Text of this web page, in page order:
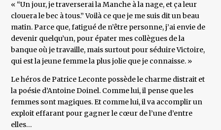
« “Un jour, je traverserai la Manche à la nage, et ça leur
clouera le bec à tous.” Voilà ce que je me suis dit un beau
matin. Parce que, fatigué de n’être personne, j’ai envie de
devenir quelqu’un, pour épater mes collègues de la
banque où je travaille, mais surtout pour séduire Victoire,
qui est la jeune femme la plus jolie que je connaisse. »
Le héros de Patrice Leconte possède le charme distrait et
la poésie d’Antoine Doinel. Comme lui, il pense que les
femmes sont magiques. Et comme lui, il va accomplir un
exploit effarant pour gagner le cœur de l’une d’entre
elles…